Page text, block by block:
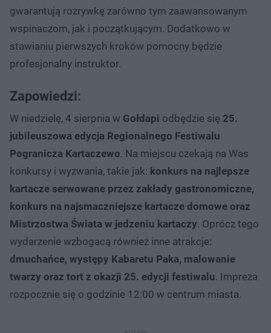
gwarantują rozrywkę zarówno tym zaawansowanym
wspinaczom, jak i początkującym. Dodatkowo w
stawianiu pierwszych kroków pomocny będzie
profesjonalny instruktor.
Zapowiedzi:
W niedzielę, 4 sierpnia w Gołdapi odbędzie się 25.
jubileuszowa edycja Regionalnego Festiwalu
Pogranicza Kartaczewo. Na miejscu czekają na Was
konkursy i wyzwania, takie jak: konkurs na najlepsze
kartacze serwowane przez zakłady gastronomiczne,
konkurs na najsmaczniejsze kartacze domowe oraz
Mistrzostwa Świata w jedzeniu kartaczy. Oprócz tego
wydarzenie wzbogacą również inne atrakcje:
dmuchańce, występy Kabaretu Paka, malowanie
twarzy oraz tort z okazji 25. edycji festiwalu. Impreza
rozpocznie się o godzinie 12:00 w centrum miasta.